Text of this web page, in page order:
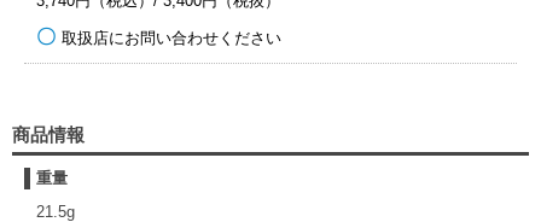
取扱店にお問い合わせください
商品情報
重量
21.5g